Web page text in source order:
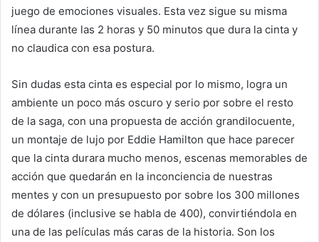
juego de emociones visuales. Esta vez sigue su misma
línea durante las 2 horas y 50 minutos que dura la cinta y
no claudica con esa postura.
Sin dudas esta cinta es especial por lo mismo, logra un
ambiente un poco más oscuro y serio por sobre el resto
de la saga, con una propuesta de acción grandilocuente,
un montaje de lujo por Eddie Hamilton que hace parecer
que la cinta durara mucho menos, escenas memorables de
acción que quedarán en la inconciencia de nuestras
mentes y con un presupuesto por sobre los 300 millones
de dólares (inclusive se habla de 400), convirtiéndola en
una de las películas más caras de la historia. Son los